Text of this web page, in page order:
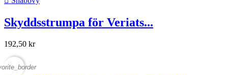
Skyddsstrumpa för Veriats...
192,50 kr